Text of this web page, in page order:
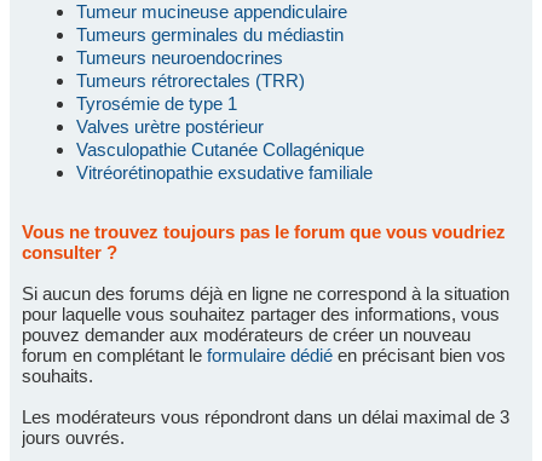
Tumeur mucineuse appendiculaire
Tumeurs germinales du médiastin
Tumeurs neuroendocrines
Tumeurs rétrorectales (TRR)
Tyrosémie de type 1
Valves urètre postérieur
Vasculopathie Cutanée Collagénique
Vitréorétinopathie exsudative familiale
Vous ne trouvez toujours pas le forum que vous voudriez
consulter ?
Si aucun des forums déjà en ligne ne correspond à la situation
pour laquelle vous souhaitez partager des informations, vous
pouvez demander aux modérateurs de créer un nouveau
forum en complétant le formulaire dédié en précisant bien vos
souhaits.
Les modérateurs vous répondront dans un délai maximal de 3
jours ouvrés.